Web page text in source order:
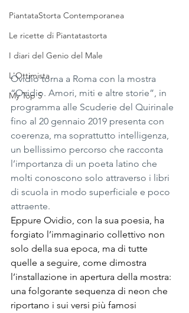
PiantataStorta Contemporanea
Le ricette di Piantatastorta
I diari del Genio del Male
L'Ottimista
My Top 5
Ovidio torna a Roma con la mostra
“Ovidio. Amori, miti e altre storie”, in
programma alle Scuderie del Quirinale
fino al 20 gennaio 2019 presenta con
coerenza, ma soprattutto intelligenza,
un bellissimo percorso che racconta
l’importanza di un poeta latino che
molti conoscono solo attraverso i libri
di scuola in modo superficiale e poco
attraente.
Eppure Ovidio, con la sua poesia, ha
forgiato l’immaginario collettivo non
solo della sua epoca, ma di tutte
quelle a seguire, come dimostra
l’installazione in apertura della mostra:
una folgorante sequenza di neon che
riportano i sui versi più famosi